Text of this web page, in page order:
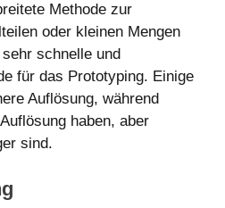
Methode zur
oder kleinen Mengen
schnelle und
für das Prototyping. Einige
Auflösung, während
haben, aber
sind.